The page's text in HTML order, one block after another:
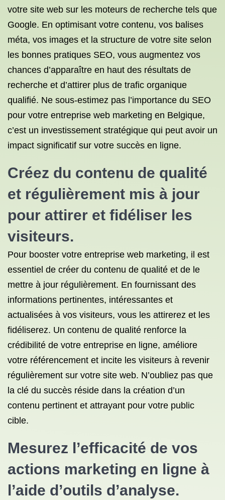
votre site web sur les moteurs de recherche tels que
Google. En optimisant votre contenu, vos balises
méta, vos images et la structure de votre site selon
les bonnes pratiques SEO, vous augmentez vos
chances d’apparaître en haut des résultats de
recherche et d’attirer plus de trafic organique
qualifié. Ne sous-estimez pas l’importance du SEO
pour votre entreprise web marketing en Belgique,
c’est un investissement stratégique qui peut avoir un
impact significatif sur votre succès en ligne.
Créez du contenu de qualité
et régulièrement mis à jour
pour attirer et fidéliser les
visiteurs.
Pour booster votre entreprise web marketing, il est
essentiel de créer du contenu de qualité et de le
mettre à jour régulièrement. En fournissant des
informations pertinentes, intéressantes et
actualisées à vos visiteurs, vous les attirerez et les
fidéliserez. Un contenu de qualité renforce la
crédibilité de votre entreprise en ligne, améliore
votre référencement et incite les visiteurs à revenir
régulièrement sur votre site web. N’oubliez pas que
la clé du succès réside dans la création d’un
contenu pertinent et attrayant pour votre public
cible.
Mesurez l’efficacité de vos
actions marketing en ligne à
l’aide d’outils d’analyse.